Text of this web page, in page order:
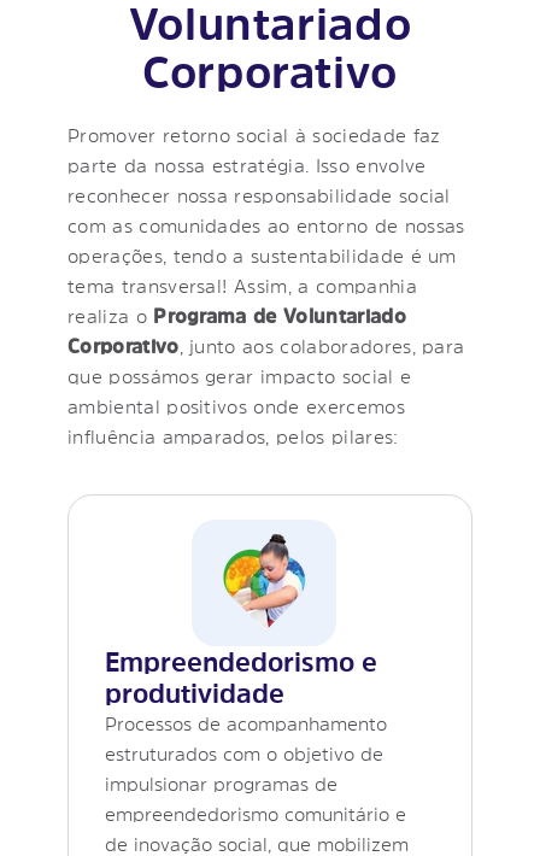
Voluntariado
Corporativo
Promover retorno social à sociedade faz
parte da nossa estratégia. Isso envolve
reconhecer nossa responsabilidade social
com as comunidades ao entorno de nossas
operações, tendo a sustentabilidade é um
tema transversal! Assim, a companhia
realiza o Programa de Voluntariado
Corporativo , junto aos colaboradores, para
que possámos gerar impacto social e
ambiental positivos onde exercemos
influência amparados, pelos pilares:
Empreendedorismo e
produtividade
Processos de acompanhamento
estruturados com o objetivo de
impulsionar programas de
empreendedorismo comunitário e
de inovação social, que mobilizem